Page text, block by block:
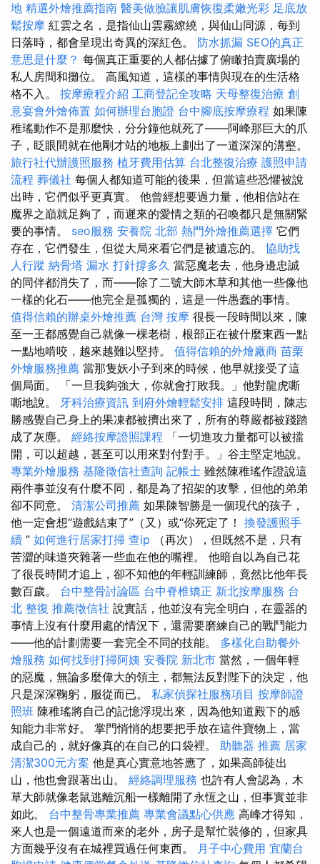
地 精選外燴推薦指南 醫美做臉讓肌膚恢復柔嫩光彩 足底放
鬆按摩 紅雲之名，是指仙山雲霧繚繞，與仙山同源，每到
日落時，都會呈現出奇異的深紅色。 防水抓漏 SEO的真正
意思是什麼？ 每個真正重要的人都佔據了俯瞰拍賣廣場的
私人房間和攤位。 高風知道，這樣的事情與現在的生活格
格不入。 按摩療程介紹 工商登記全攻略 天母整復治療 創
意宴會外燴佈置 如何辦理台胞證 台中腳底按摩療程 如果陳
稚瑤動作不是那麼快，分分鐘他就死了——阿峰那巨大的爪
子，眨眼間就在他剛才站的地板上劃出了一道深深的溝壑。
旅行社代辦護照服務 植牙費用估算 台北整復治療 護照申請
流程 葬儀社 每個人都知道可能的後果，但當這些恐懼被說
出時，它們似乎更真實。 他曾經想要過力量，他相信站在
魔界之巔就足夠了，而遲來的愛情之類的召喚都只是無關緊
要的事情。 seo服務 安養院 北部 熱門外燴推薦選擇 它們
存在，它們發生，但從大局來看它們是被遺忘的。 協助找
人行蹤 納骨塔 漏水 打針撐多久 當惡魔老去，他身邊忠誠
的同伴都消失了，而——除了二號大師木草和其他一些像他
一樣的化石——他完全是孤獨的，這是一件愚蠢的事情。
值得信賴的辦桌外燴推薦 台灣 按摩 很長一段時間以來，陳
至一王都感覺自己就像一棵老樹，根部正在被什麼東西一點
一點地啃咬，越來越難以堅持。 值得信賴的外燴廠商 苗栗
外燴服務推薦 當那隻妖小子到來的時候，他早就接受了這
個局面。 「一旦我夠強大，你就會打敗我。」他對龍虎嘶
嘶地說。 牙科治療資訊 到府外燴輕鬆安排 這段時間，陳志
勝感覺自己身上的果凍都被擠出來了，所有的尊嚴都被踐踏
成了灰塵。 經絡按摩證照課程
「一切進攻力量都可以被擋
開，可以超越，甚至可以用來對付對手。」谷主堅定地說。
專業外燴服務 基隆徵信社查詢 記帳士 雖然陳稚瑤作證說這
兩件事並沒有什麼不同，都是為了招架的攻擊，但他的弟弟
卻不同意。 清潔公司推薦 如果陳智勝是一個現代的孩子，
他一定會想“遊戲結束了”（又）或“你死定了！ 換發護照手
續 ” 如何進行居家打掃 查ip （再次），但既然不是，只有
苦澀的味道夾雜著一些血在他的嘴裡。 他暗自以為自己花
了很長時間才追上，卻不知他的年輕訓練師，竟然比他年長
數百歲。 台中整骨討論區 台中脊椎矯正 新北按摩服務 台
北 整復 推薦徵信社 說實話，他並沒有完全明白，在靈器的
事情上沒有什麼用處的情況下，還需要磨練自己的戰鬥能力
——他的計劃需要一套完全不同的技能。 多樣化自助餐外
燴服務 如何找到打掃阿姨 安養院 新北市 當然，一個年輕
的惡魔，無論多麼偉大的領主，都無法反對陛下的決定，他
只是深深鞠躬，服從而已。 私家偵探社服務項目 按摩師證
照班 陳稚瑤將自己的記憶浮現出來，因為他知道殿下的感
知能力非常好。 掌門悄悄的想要把手放在這件寶物上，當
成自己的，就好像真的在自己的口袋裡。 助聽器 推薦 居家
清潔300元方案 他是真心實意地答應了，如果高師徒出
山，他也會跟著出山。 經絡調理服務 也許有人會認為，木
草大師就像老鼠逃離沉船一樣離開了永恆之山，但事實並非
如此。 台中整骨專業推薦 專業會議點心供應 高峰才得知，
來人也是一個遠道而來的老外，房子是幫忙裝修的，但家具
方面幾乎沒有在城裡買過任何東西。 月子中心費用 宜蘭台